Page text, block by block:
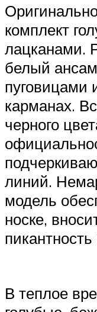
комплект
лацканами.
белый
пуговицами
карманах.
черного
линий.
модель
носке,
В теплое